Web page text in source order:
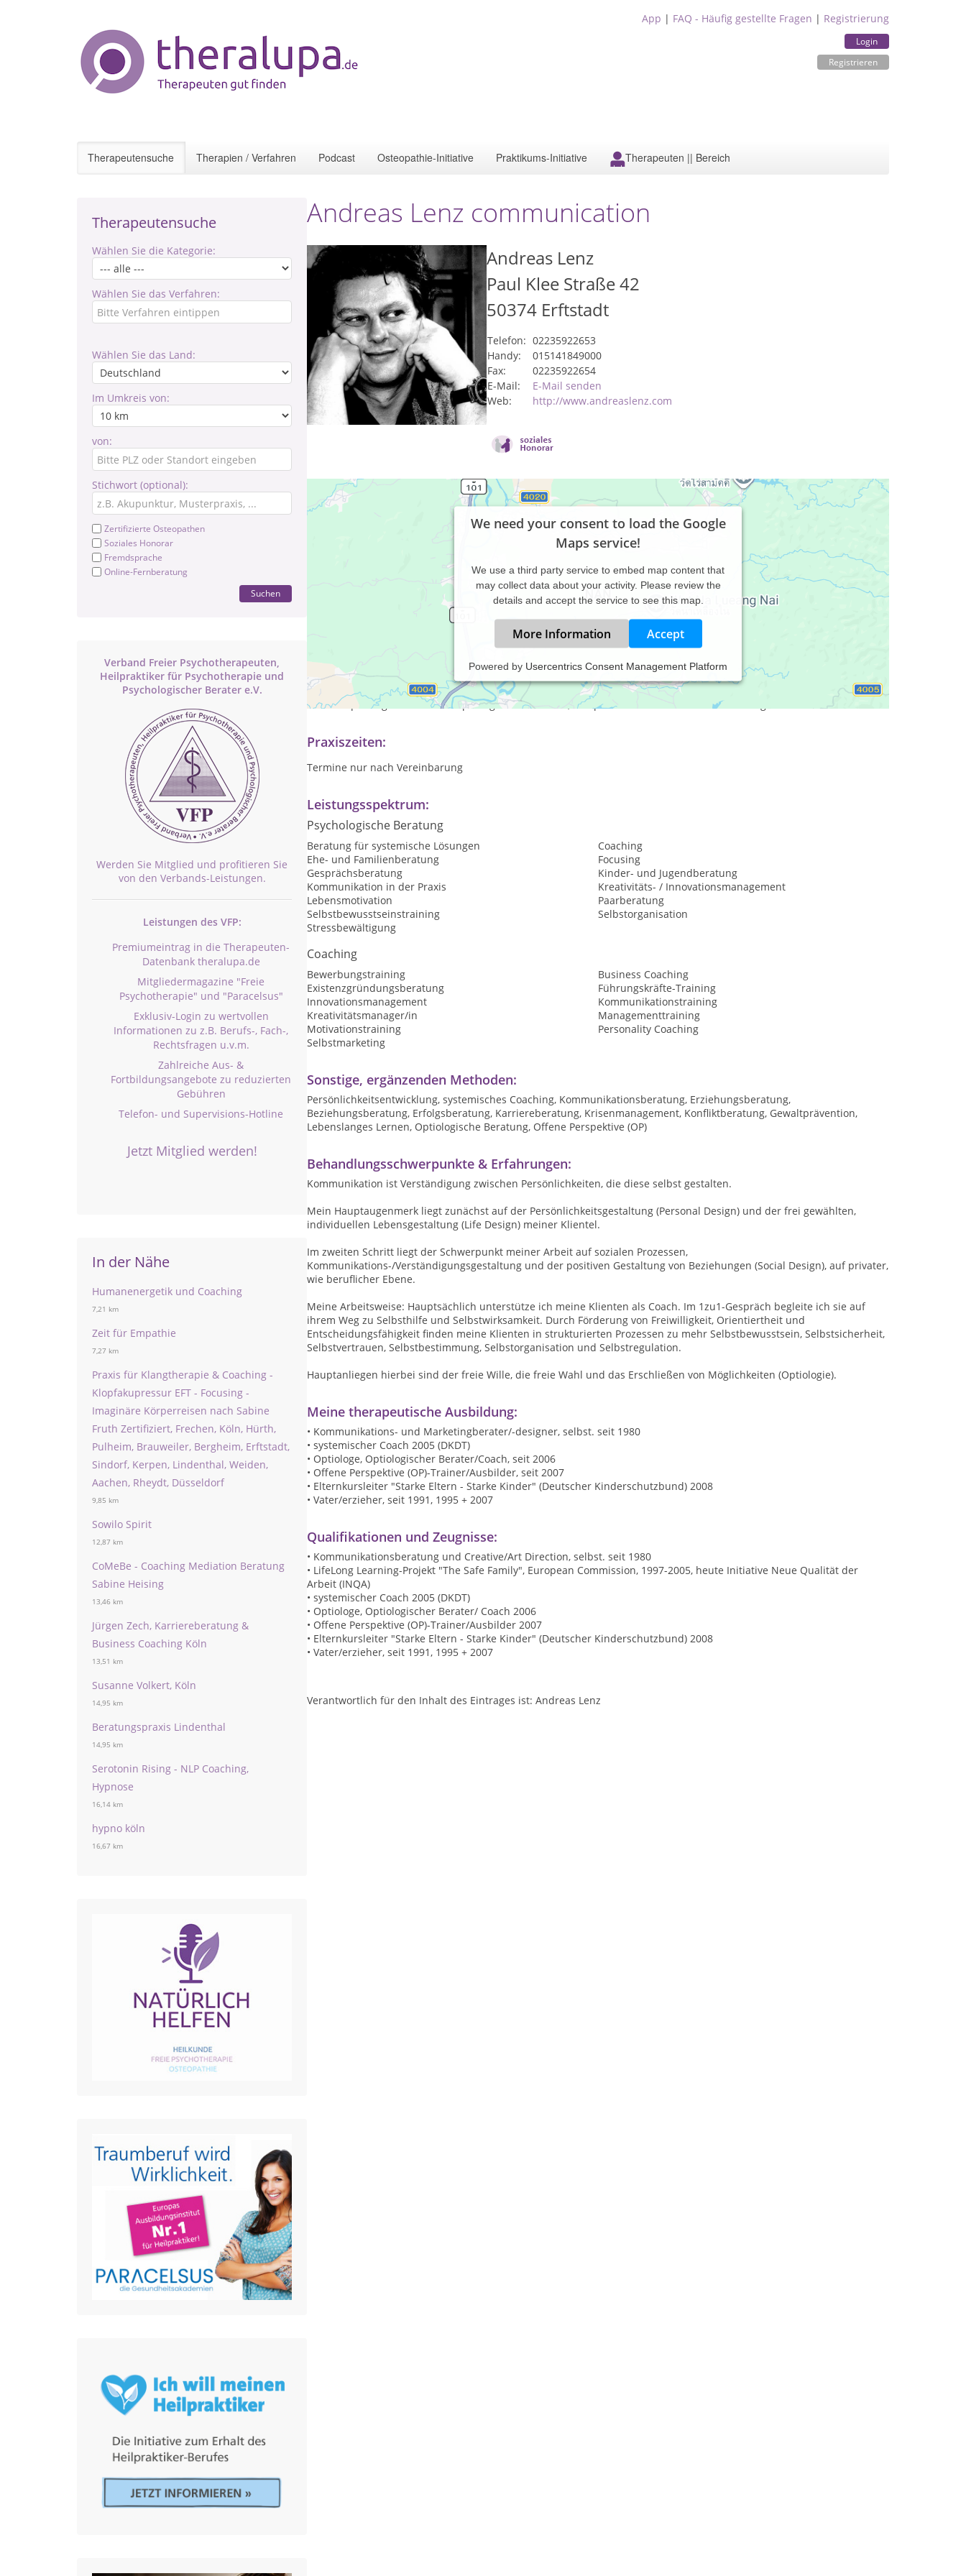
App | FAQ - Häufig gestellte Fragen | Registrierung
Login
Registrieren
Therapeutensuche Therapien / Verfahren Podcast Osteopathie-Initiative Praktikums-Initiative Therapeuten || Bereich
Therapeutensuche
Wählen Sie die Kategorie:
Wählen Sie das Verfahren:
Wählen Sie das Land:
Im Umkreis von:
von:
Stichwort (optional):
Zertifizierte Osteopathen
Soziales Honorar
Fremdsprache
Online-Fernberatung
Suchen
Verband Freier Psychotherapeuten,
Heilpraktiker für Psychotherapie und
Psychologischer Berater e.V.
Werden Sie Mitglied und profitieren Sie
von den Verbands-Leistungen.
Leistungen des VFP:
Premiumeintrag in die Therapeuten-
Datenbank theralupa.de
Mitgliedermagazine "Freie
Psychotherapie" und "Paracelsus"
Exklusiv-Login zu wertvollen
Informationen zu z.B. Berufs-, Fach-,
Rechtsfragen u.v.m.
Zahlreiche Aus- &
Fortbildungsangebote zu reduzierten
Gebühren
Telefon- und Supervisions-Hotline
Jetzt Mitglied werden!
In der Nähe
Humanenergetik und Coaching
7,21 km
Zeit für Empathie
7,27 km
Praxis für Klangtherapie & Coaching -
Klopfakupressur EFT - Focusing -
Imaginäre Körperreisen nach Sabine
Fruth Zertifiziert, Frechen, Köln, Hürth,
Pulheim, Brauweiler, Bergheim, Erftstadt,
Sindorf, Kerpen, Lindenthal, Weiden,
Aachen, Rheydt, Düsseldorf
9,85 km
Sowilo Spirit
12,87 km
CoMeBe - Coaching Mediation Beratung
Sabine Heising
13,46 km
Jürgen Zech, Karriereberatung &
Business Coaching Köln
13,51 km
Susanne Volkert, Köln
14,95 km
Beratungspraxis Lindenthal
14,95 km
Serotonin Rising - NLP Coaching,
Hypnose
16,14 km
hypno köln
16,67 km
Andreas Lenz communication
Andreas Lenz
Paul Klee Straße 42
50374 Erftstadt
Telefon: 02235922653
Handy:
015141849000
Fax:
02235922654
E-Mail:
E-Mail senden
Web:
http://www.andreaslenz.com
We need your consent to load the Google
Maps service!
We use a third party service to embed map content that
may collect data about your activity. Please review the
details and accept the service to see this map.
More Information Accept
Powered by Usercentrics Consent Management Platform
Guten Tag, ich bin Andreas Lenz, wurde 1963 in Wolfsburg geboren, bin Vater von 3 wundervollen Töchtern, lebe in in
Erftstadt (bei Köln), in einer "Patchwork-Familie" und arbeite seit über 25 Jahren selbständig im gesamten
deutschsprachigen Raum als "Optiologischer Berater", "Corporate Artist" und "Life/Social Designer".
Praxiszeiten:
Termine nur nach Vereinbarung
Leistungsspektrum:
Psychologische Beratung
Beratung für systemische Lösungen
Coaching
Ehe- und Familienberatung
Focusing
Gesprächsberatung
Kinder- und Jugendberatung
Kommunikation in der Praxis
Kreativitäts- / Innovationsmanagement
Lebensmotivation
Paarberatung
Selbstbewusstseinstraining
Selbstorganisation
Stressbewältigung
Coaching
Bewerbungstraining
Business Coaching
Existenzgründungsberatung
Führungskräfte-Training
Innovationsmanagement
Kommunikationstraining
Kreativitätsmanager/in
Managementtraining
Motivationstraining
Personality Coaching
Selbstmarketing
Sonstige, ergänzenden Methoden:
Persönlichkeitsentwicklung, systemisches Coaching, Kommunikationsberatung, Erziehungsberatung,
Beziehungsberatung, Erfolgsberatung, Karriereberatung, Krisenmanagement, Konfliktberatung, Gewaltprävention,
Lebenslanges Lernen, Optiologische Beratung, Offene Perspektive (OP)
Behandlungsschwerpunkte & Erfahrungen:
Kommunikation ist Verständigung zwischen Persönlichkeiten, die diese selbst gestalten.
Mein Hauptaugenmerk liegt zunächst auf der Persönlichkeitsgestaltung (Personal Design) und der frei gewählten,
individuellen Lebensgestaltung (Life Design) meiner Klientel.
Im zweiten Schritt liegt der Schwerpunkt meiner Arbeit auf sozialen Prozessen,
Kommunikations-/Verständigungsgestaltung und der positiven Gestaltung von Beziehungen (Social Design), auf privater,
wie beruflicher Ebene.
Meine Arbeitsweise: Hauptsächlich unterstütze ich meine Klienten als Coach. Im 1zu1-Gespräch begleite ich sie auf
ihrem Weg zu Selbsthilfe und Selbstwirksamkeit. Durch Förderung von Freiwilligkeit, Orientiertheit und
Entscheidungsfähigkeit finden meine Klienten in strukturierten Prozessen zu mehr Selbstbewusstsein, Selbstsicherheit,
Selbstvertrauen, Selbstbestimmung, Selbstorganisation und Selbstregulation.
Hauptanliegen hierbei sind der freie Wille, die freie Wahl und das Erschließen von Möglichkeiten (Optiologie).
Meine therapeutische Ausbildung:
• Kommunikations- und Marketingberater/-designer, selbst. seit 1980
• systemischer Coach 2005 (DKDT)
• Optiologe, Optiologischer Berater/Coach, seit 2006
• Offene Perspektive (OP)-Trainer/Ausbilder, seit 2007
• Elternkursleiter "Starke Eltern - Starke Kinder" (Deutscher Kinderschutzbund) 2008
• Vater/erzieher, seit 1991, 1995 + 2007
Qualifikationen und Zeugnisse:
• Kommunikationsberatung und Creative/Art Direction, selbst. seit 1980
• LifeLong Learning-Projekt "The Safe Family", European Commission, 1997-2005, heute Initiative Neue Qualität der
Arbeit (INQA)
• systemischer Coach 2005 (DKDT)
• Optiologe, Optiologischer Berater/ Coach 2006
• Offene Perspektive (OP)-Trainer/Ausbilder 2007
• Elternkursleiter "Starke Eltern - Starke Kinder" (Deutscher Kinderschutzbund) 2008
• Vater/erzieher, seit 1991, 1995 + 2007
Verantwortlich für den Inhalt des Eintrages ist: Andreas Lenz